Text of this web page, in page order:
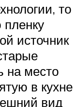
то
источник
на место
в кухне
вид